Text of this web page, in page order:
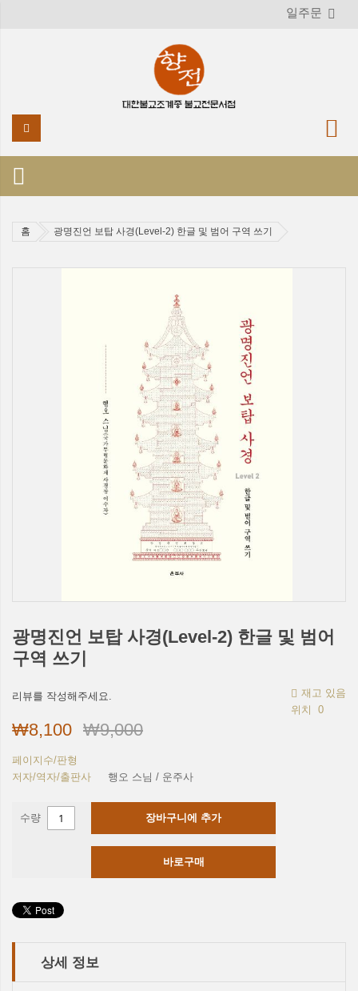
일주문
홈 광명진언 보탑 사경(Level-2) 한글 및 범어 구역 쓰기
광명진언 보탑 사경(Level-2) 한글 및 범어
구역 쓰기
재고 있음
위치
0
리뷰를 작성해주세요.
₩8,100 ₩9,000
페이지수/판형
저자/역자/출판사
행오 스님 / 운주사
수량 장바구니에 추가
바로구매
상세 정보